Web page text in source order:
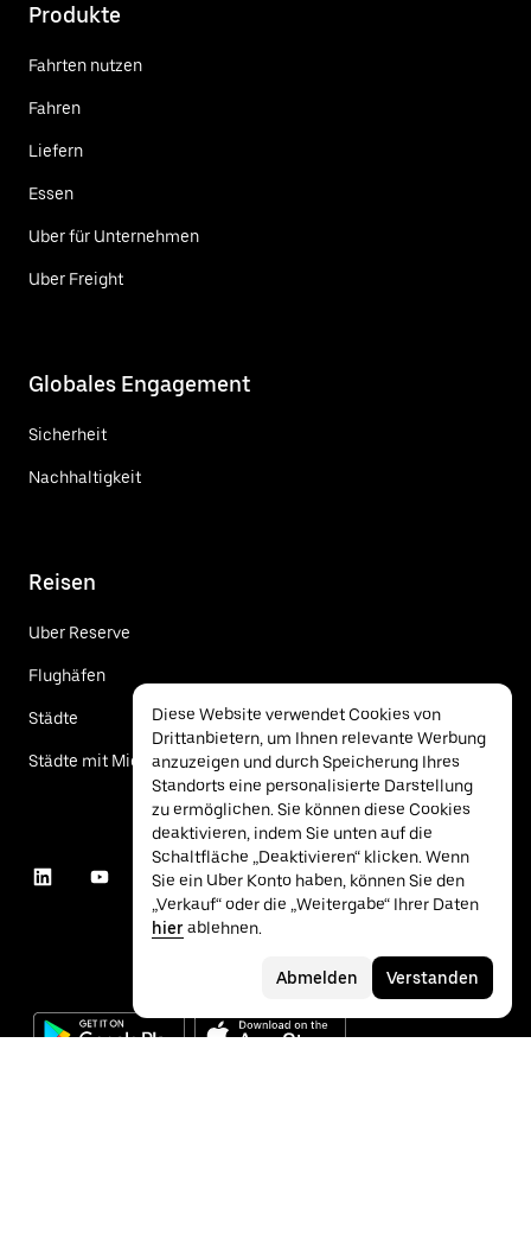
Produkte
Fahrten nutzen
Fahren
Liefern
Essen
Uber für Unternehmen
Uber Freight
Globales Engagement
Sicherheit
Nachhaltigkeit
Reisen
Uber Reserve
Flughäfen
Städte
Städte mit Mietwagen
Diese Website verwendet Cookies von
Drittanbietern, um Ihnen relevante Werbung
anzuzeigen und durch Speicherung Ihres
Standorts eine personalisierte Darstellung
zu ermöglichen. Sie können diese Cookies
deaktivieren, indem Sie unten auf die
Schaltfläche „Deaktivieren“ klicken. Wenn
Sie ein Uber Konto haben, können Sie den
„Verkauf“ oder die „Weitergabe“ Ihrer Daten
hierablehnen.
Abmelden Verstanden